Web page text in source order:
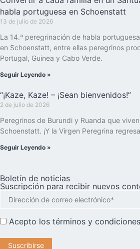
habla portuguesa en Schoenstatt
13 de julio de 2026
La 14.ª peregrinación de habla
en Schoenstatt, entre ellas peregrinos
Portugal, Guinea y Cabo Verde.
Seguir Leyendo »
“¡Kaze, Kaze! – ¡Sean bienvenidos!”
2 de julio de 2026
Peregrinos de Burundi y Ruanda que
Schoenstatt. ¡Y la Virgen Peregrina
Seguir Leyendo »
Boletín de noticias
Suscripción para recibir nuevos
Acepto los términos y condiciones